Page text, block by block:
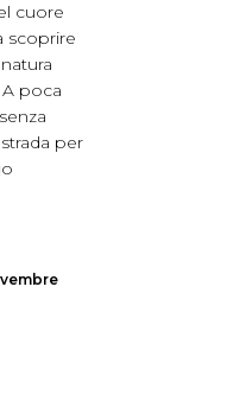
cuore
scoprire
poca
per